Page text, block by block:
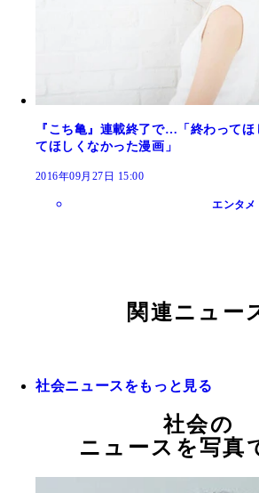
『こち亀』連載終了で…「終わって
てほしくなかった漫画」
2016年09月27日 15:00
エンタメ
関連ニュー
社会ニュースをもっと見る
社会の
ニュースを写真